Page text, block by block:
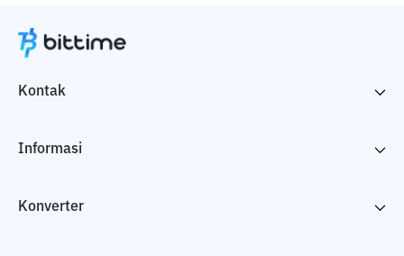
Kontak
Informasi
Konverter